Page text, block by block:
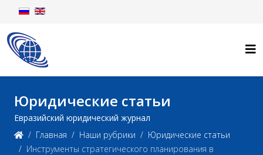
Юридические статьи
Евразийский юридический журнал
Главная
Наши рубрики
Юридические статьи
Инструменты стратегического планирования в